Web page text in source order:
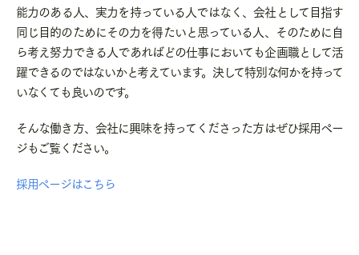
能力のある人、実力を持っている人ではなく、会社として目指す
同じ目的のためにその力を得たいと思っている人、そのために自
ら考え努力できる人であればどの仕事においても企画職として活
躍できるのではないかと考えています。決して特別な何かを持って
いなくても良いのです。
そんな働き方、会社に興味を持ってくださった方はぜひ採用ペー
ジもご覧ください。
採用ページはこちら